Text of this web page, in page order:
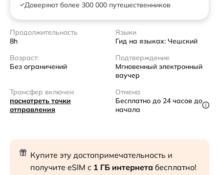
Доверяют более 300 000 путешественников
Продолжительность
8h
Языки
Гид на языках: Чешский
Возраст:
Без ограничений
Подтверждение
Мгновенный электронный
ваучер
Трансфер включен
посмотреть точки
отправления
Отмена
Бесплатно до 24 часов до
начала
Купите эту достопримечательность и
получите eSIM с 1 ГБ интернета бесплатно!